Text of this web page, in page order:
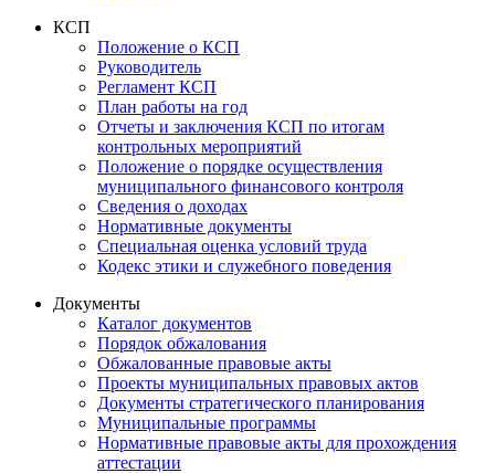
КСП
Положение о КСП
Руководитель
Регламент КСП
План работы на год
Отчеты и заключения КСП по итогам
контрольных мероприятий
Положение о порядке осуществления
муниципального финансового контроля
Сведения о доходах
Нормативные документы
Специальная оценка условий труда
Кодекс этики и служебного поведения
Документы
Каталог документов
Порядок обжалования
Обжалованные правовые акты
Проекты муниципальных правовых актов
Документы стратегического планирования
Муниципальные программы
Нормативные правовые акты для прохождения
аттестации